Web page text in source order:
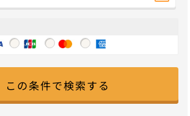
この条件で検索する